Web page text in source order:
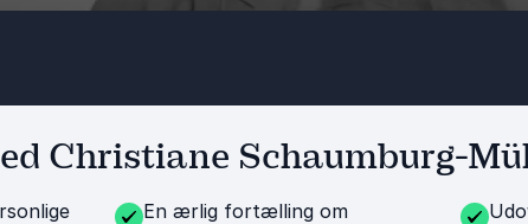
Christiane Schaumburg-
En ærlig fortælling om